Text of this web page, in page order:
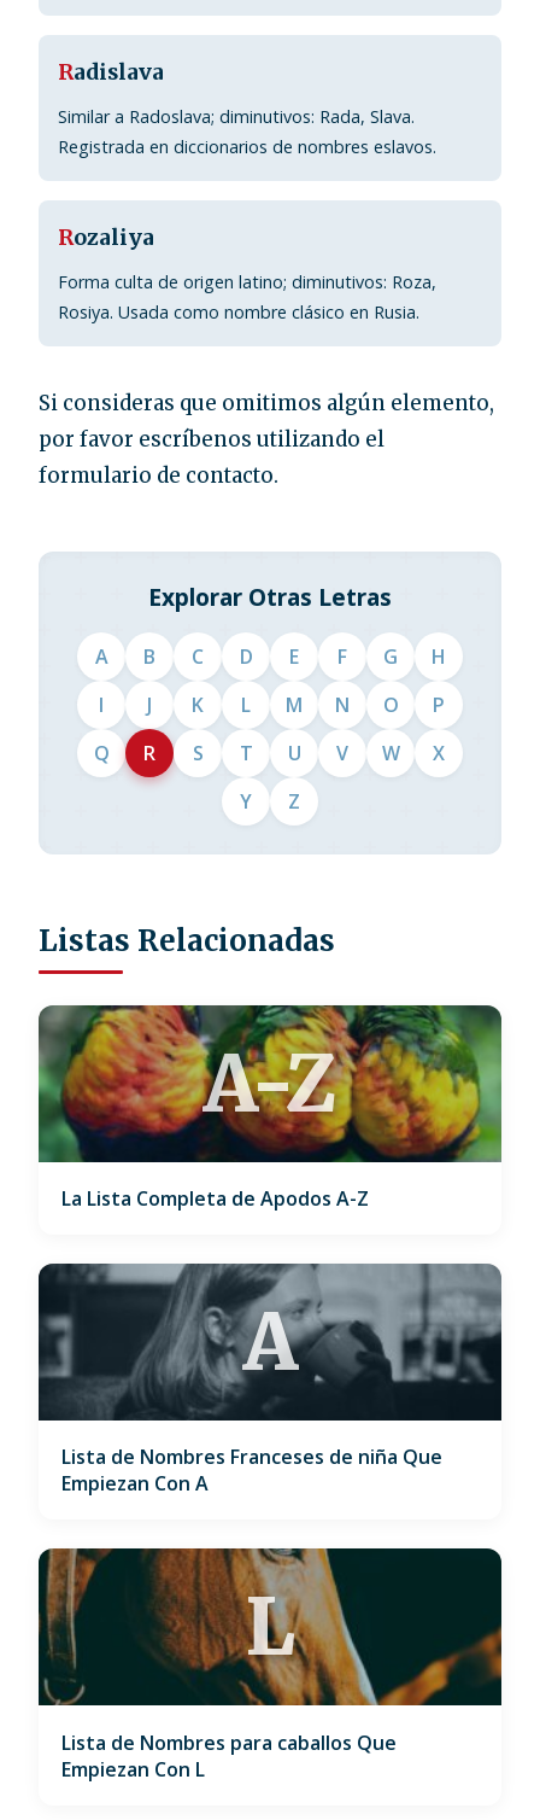
Radislava
Similar a Radoslava; diminutivos: Rada, Slava.
Registrada en diccionarios de nombres eslavos.
Rozaliya
Forma culta de origen latino; diminutivos: Roza,
Rosiya. Usada como nombre clásico en Rusia.
Si consideras que omitimos algún elemento,
por favor escríbenos utilizando el
formulario de contacto.
Explorar Otras Letras
A B C D E F G
H
I
J K L M N O
P
Q
R S T U V W
X
Y
Z
Listas Relacionadas
A-Z
La Lista Completa de Apodos A-Z
A
Lista de Nombres Franceses de niña Que
Empiezan Con A
L
Lista de Nombres para caballos Que
Empiezan Con L